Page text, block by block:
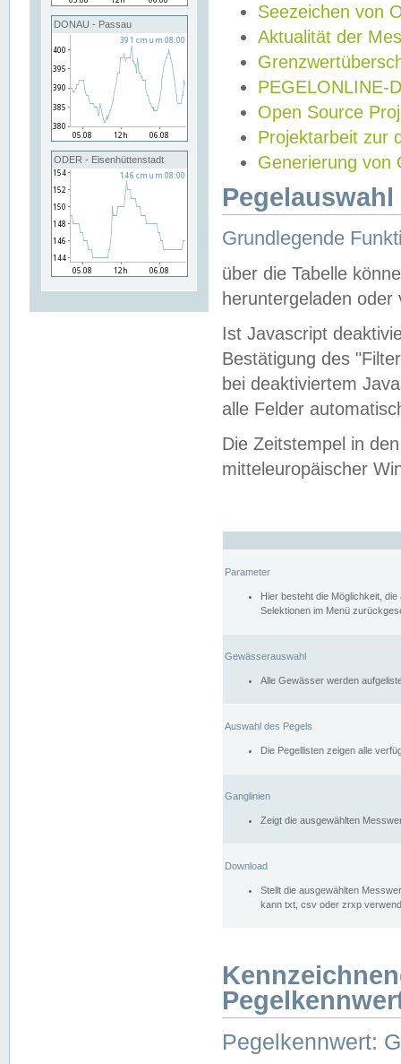
DONAU - Passau
ODER - Eisenhüttenstadt
Seezeichen von
Aktualität der
PEGELONLINE-
Open Source
Projektarbeit zur
Generierung von
Grundlegende
über die Tabelle
heruntergeladen oder
Ist Javascript
Bestätigung des
bei deaktiviertem
alle Felder
Die Zeitstempel in
mitteleuropäischer
Parameter
Hier besteht die Möglichkeit,
Selektionen im Menü
Gewässerauswahl
Alle Gewässer werden
Auswahl des Pegels
Die Pegellisten zeigen alle
Ganglinien
Zeigt die ausgewählten
Download
Stellt die ausgewählten
kann txt, csv oder zrxp
Pegelkennwert: